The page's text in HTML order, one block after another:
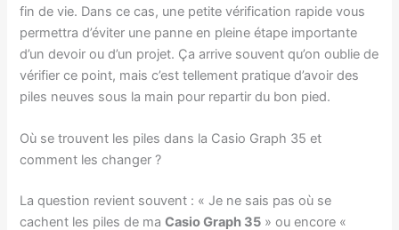
fin de vie. Dans ce cas, une petite vérification rapide vous
permettra d’éviter une panne en pleine étape importante
d’un devoir ou d’un projet. Ça arrive souvent qu’on oublie de
vérifier ce point, mais c’est tellement pratique d’avoir des
piles neuves sous la main pour repartir du bon pied.
Où se trouvent les piles dans la Casio Graph 35 et
comment les changer ?
La question revient souvent : « Je ne sais pas où se
cachent les piles de maCasio Graph 35 » ou encore «